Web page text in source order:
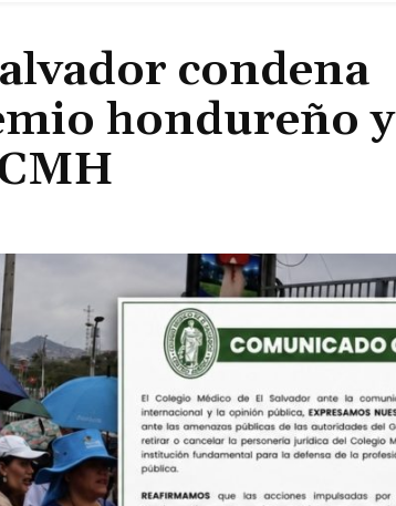
condena
hondureño y